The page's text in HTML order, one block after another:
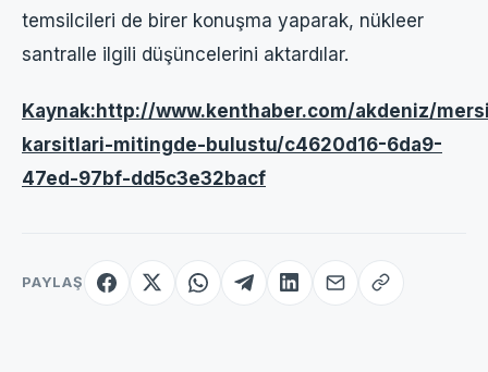
temsilcileri de birer konuşma yaparak, nükleer
santralle ilgili düşüncelerini aktardılar.
Kaynak:http://www.kenthaber.com/akdeniz/
karsitlari-mitingde-bulustu/c4620d16-6da9-
47ed-97bf-dd5c3e32bacf
PAYLAŞ